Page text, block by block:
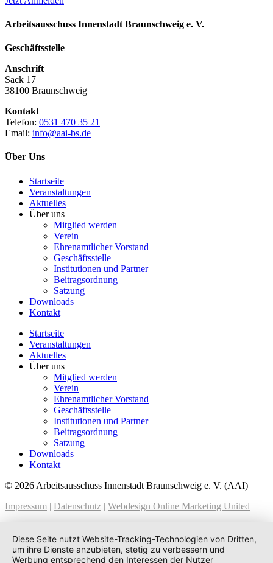
Arbeitsausschuss Innenstadt Braunschweig e. V.
Geschäftsstelle
Anschrift
Sack 17
38100 Braunschweig
Kontakt
Telefon: 0531 470 35 21
Email: info@aai-bs.de
Über Uns
Startseite
Veranstaltungen
Aktuelles
Über uns
Mitglied werden
Verein
Ehrenamtlicher Vorstand
Geschäftsstelle
Institutionen und Partner
Beitragsordnung
Satzung
Downloads
Kontakt
Startseite
Veranstaltungen
Aktuelles
Über uns
Mitglied werden
Verein
Ehrenamtlicher Vorstand
Geschäftsstelle
Institutionen und Partner
Beitragsordnung
Satzung
Downloads
Kontakt
© 2026 Arbeitsausschuss Innenstadt Braunschweig e. V. (AAI)
Impressum | Datenschutz | Webdesign Online Marketing United
Diese Seite nutzt Website-Tracking-Technologien von Dritten,
um ihre Dienste anzubieten, stetig zu verbessern und
Werbung entsprechend den Interessen der Nutzer